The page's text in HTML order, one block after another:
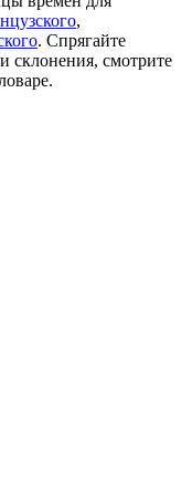
,
. Спрягайте
склонения, смотрите